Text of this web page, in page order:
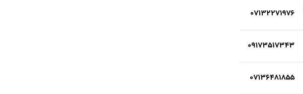
07132271976
09173517343
07136481855